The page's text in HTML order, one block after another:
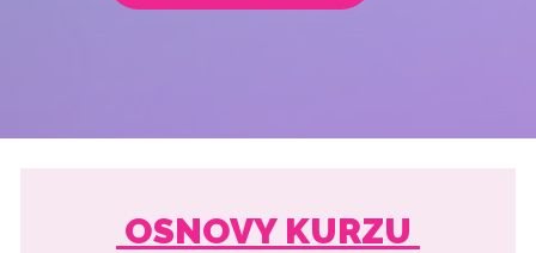
OSNOVY KURZU